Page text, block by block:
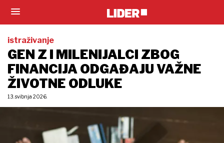
istraživanje
GEN Z I MILENIJALCI ZBOG
FINANCIJA ODGAĐAJU VAŽNE
ŽIVOTNE ODLUKE
13. svibnja 2026.